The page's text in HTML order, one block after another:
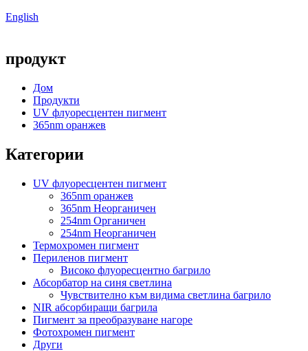
English
продукт
Дом
Продукти
UV флуоресцентен пигмент
365nm оранжев
Категории
UV флуоресцентен пигмент
365nm оранжев
365nm Неорганичен
254nm Органичен
254nm Неорганичен
Термохромен пигмент
Периленов пигмент
Високо флуоресцентно багрило
Абсорбатор на синя светлина
Чувствително към видима светлина багрило
NIR абсорбиращи багрила
Пигмент за преобразуване нагоре
Фотохромен пигмент
Други